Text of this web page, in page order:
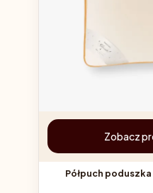
Zobacz
Półpuch